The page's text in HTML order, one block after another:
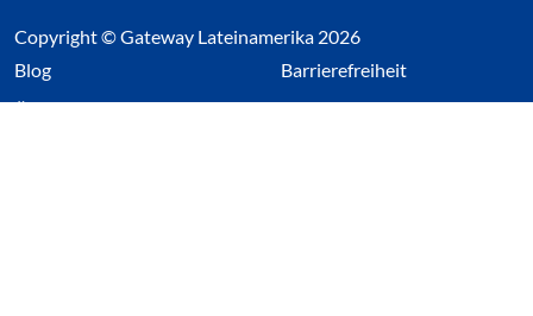
Copyright © Gateway Lateinamerika 2026
Blog(Link öffnet einen neuen Tab)
Über uns
Barrierefreiheit
Impressum